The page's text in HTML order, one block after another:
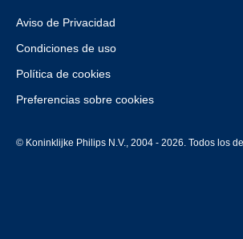
Aviso de Privacidad
Condiciones de uso
Política de cookies
Preferencias sobre cookies
© Koninklijke Philips N.V., 2004 - 2026. Todos los